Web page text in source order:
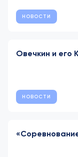
НОВОСТИ
Овечкин и его
НОВОСТИ